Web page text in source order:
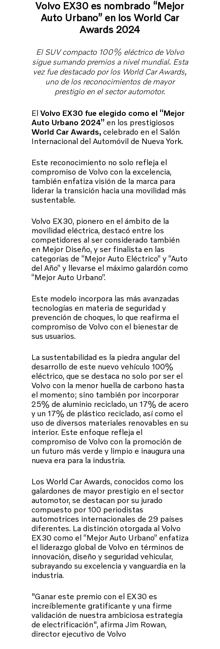
Volvo EX30 es nombrado “Mejor
Auto Urbano” en los World Car
Awards 2024
El SUV compacto 100% eléctrico de Volvo
sigue sumando premios a nivel mundial. Esta
vez fue destacado por los World Car Awards,
uno de los reconocimientos de mayor
prestigio en el sector automotor.
El Volvo EX30 fue elegido como el “Mejor
Auto Urbano 2024” en los prestigiosos
World Car Awards, celebrado en el Salón
Internacional del Automóvil de Nueva York.
Este reconocimiento no solo refleja el
compromiso de Volvo con la excelencia,
también enfatiza visión de la marca para
liderar la transición hacia una movilidad más
sustentable.
Volvo EX30, pionero en el ámbito de la
movilidad eléctrica, destacó entre los
competidores al ser considerado también
en Mejor Diseño, y ser finalista en las
categorías de “Mejor Auto Eléctrico” y “Auto
del Año” y llevarse el máximo galardón como
“Mejor Auto Urbano”.
Este modelo incorpora las más avanzadas
tecnologías en materia de seguridad y
prevención de choques, lo que reafirma el
compromiso de Volvo con el bienestar de
sus usuarios.
La sustentabilidad es la piedra angular del
desarrollo de este nuevo vehículo 100%
eléctrico, que se destaca no solo por ser el
Volvo con la menor huella de carbono hasta
el momento; sino también por incorporar
25% de aluminio reciclado, un 17% de acero
y un 17% de plástico reciclado, así como el
uso de diversos materiales renovables en su
interior. Este enfoque refleja el
compromiso de Volvo con la promoción de
un futuro más verde y limpio e inaugura una
nueva era para la industria.
Los World Car Awards, conocidos como los
galardones de mayor prestigio en el sector
automotor, se destacan por su jurado
compuesto por 100 periodistas
automotrices internacionales de 29 países
diferentes. La distinción otorgada al Volvo
EX30 como el “Mejor Auto Urbano” enfatiza
el liderazgo global de Volvo en términos de
innovación, diseño y seguridad vehicular,
subrayando su excelencia y vanguardia en la
industria.
"Ganar este premio con el EX30 es
increíblemente gratificante y una firme
validación de nuestra ambiciosa estrategia
de electrificación", afirma Jim Rowan,
director ejecutivo de Volvo